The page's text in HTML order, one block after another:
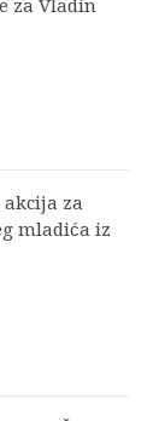
za Vladin
za
mladića iz